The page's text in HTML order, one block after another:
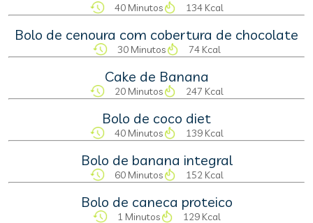
40 Minutos 134 Kcal
Bolo de cenoura com cobertura de chocolate
30 Minutos 74 Kcal
Cake de Banana
20 Minutos 247 Kcal
Bolo de coco diet
40 Minutos 139 Kcal
Bolo de banana integral
60 Minutos 152 Kcal
Bolo de caneca proteico
1 Minutos 129 Kcal